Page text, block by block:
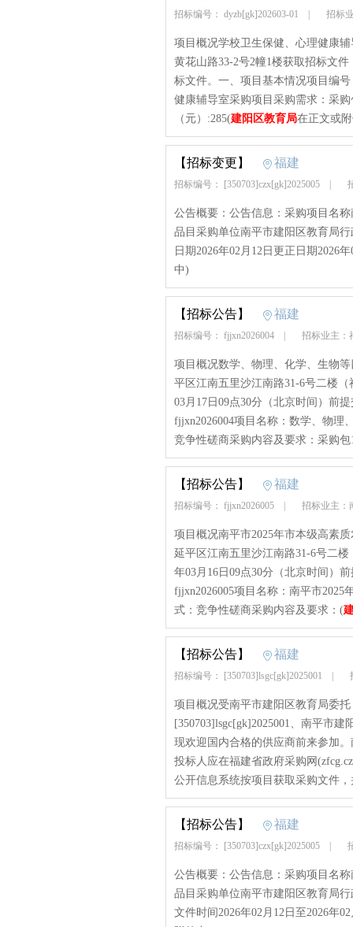
招标编号： dyzb[gk]202603-01 招标
项目概况学校卫生保健、心理健康
黄花山路33-2号2幢1楼获取招标文
标文件。一、项目基本情况项目编
健康辅导室采购项目采购需求：采
（元）:285(建阳区教育局在正文或
【招标变更】 福建
招标编号： [350703]czx[gk]2025005
公告概要：公告信息：采购项目名
品目采购单位南平市建阳区教育局
日期2026年02月12日更正日期2026
中)
【招标公告】 福建
招标编号： fjjxn2026004 招标业主：
项目概况数学、物理、化学、生物
平区江南五里沙江南路31-6号二楼
03月17日09点30分（北京时间）前
fjjxn2026004项目名称：数学、物理
竞争性磋商采购内容及要求：采购包
【招标公告】 福建
招标编号： fjjxn2026005 招标业主
项目概况南平市2025年市本级高素
延平区江南五里沙江南路31-6号二
年03月16日09点30分（北京时间）
fjjxn2026005项目名称：南平市
式：竞争性磋商采购内容及要求：(
【招标公告】 福建
招标编号： [350703]lsgc[gk]2025001
项目概况受南平市建阳区教育局委
[350703]lsgc[gk]2025001、南平市
现欢迎国内合格的供应商前来参加
投标人应在福建省政府采购网
公开信息系统按项目获取采购文件
【招标公告】 福建
招标编号： [350703]czx[gk]2025005
公告概要：公告信息：采购项目名
品目采购单位南平市建阳区教育局
文件时间2026年02月12日至2026年